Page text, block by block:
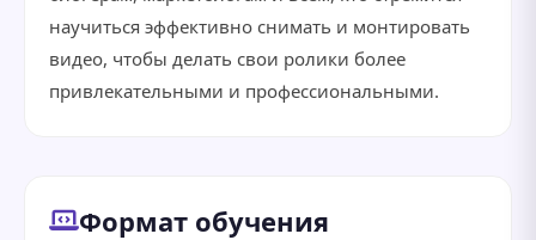
научиться эффективно снимать и монтировать
видео, чтобы делать свои ролики более
привлекательными и профессиональными.
Формат обучения